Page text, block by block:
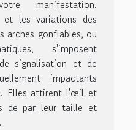
manifestation.
et les variations des
arches gonflables, ou
s'imposent
signalisation et de
impactants
Elles attirent l'œil et
de par leur taille et